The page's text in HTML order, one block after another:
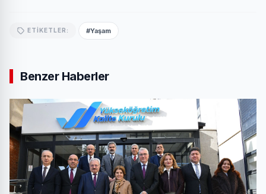
ETIKETLER: #Yaşam
Benzer Haberler